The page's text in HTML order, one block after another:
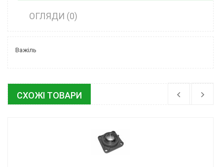
ОГЛЯДИ (0)
Важіль
СХОЖІ ТОВАРИ